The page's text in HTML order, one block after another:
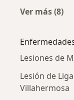
Ver más (8)
Lesiones de
Lesión de
Villahermosa